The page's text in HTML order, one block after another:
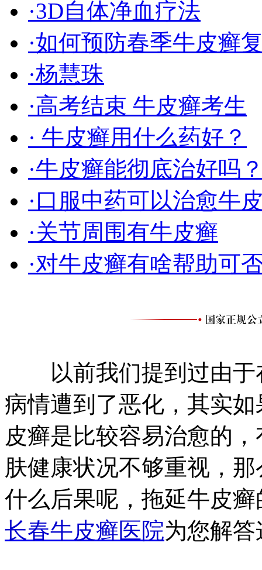
·3D自体净血疗法
·如何预防春季牛皮癣
·杨慧珠
·高考结束 牛皮癣考生
· 牛皮癣用什么药好？
·牛皮癣能彻底治好吗
·口服中药可以治愈牛
·关节周围有牛皮癣
·对牛皮癣有啥帮助可
以前我们提到过由于
病情遭到了恶化，其实
皮癣是比较容易治愈的
肤健康状况不够重视，
什么后果呢，拖延牛皮
长春牛皮癣医院为您解